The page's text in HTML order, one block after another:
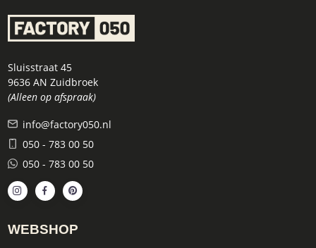
Sluisstraat 45
9636 AN Zuidbroek
(Alleen op afspraak)
info@factory050.nl
050 - 783 00 50
050 - 783 00 50
WEBSHOP